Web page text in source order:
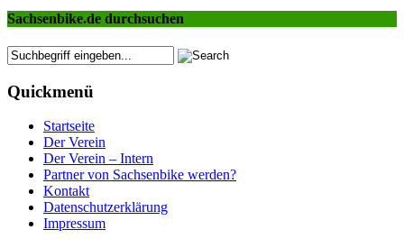
Sachsenbike.de durchsuchen
Quickmenü
Startseite
Der Verein
Der Verein – Intern
Partner von Sachsenbike werden?
Kontakt
Datenschutzerklärung
Impressum